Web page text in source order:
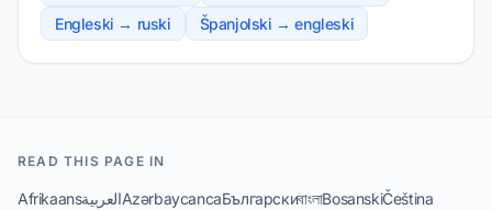
Engleski → ruski
Španjolski → engleski
READ THIS PAGE IN
AfrikaansالعربيةAzərbaycancaБългарскиবাংলাBosanskiČeština